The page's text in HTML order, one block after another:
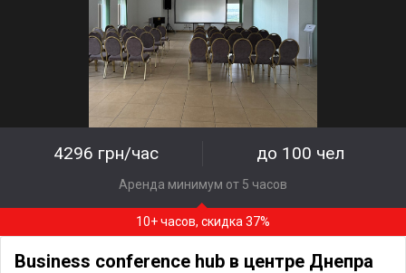
4296 грн/час до 100 чел
Аренда минимум от 5 часов
10+ часов, скидка 37%
Business conference hub в центре Днепра